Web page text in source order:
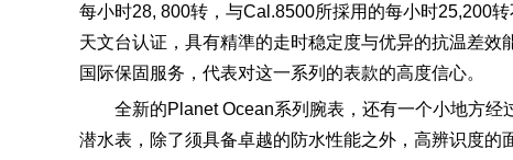
每小时28, 800转，与Cal.8500所採用的每小时25,200
天文台认证，具有精準的走时稳定度与优异的抗温差
国际保固服务，代表对这一系列的表款的高度信心。
全新的Planet Ocean系列腕表，还有一个小地方
潜水表，除了须具备卓越的防水性能之外，高辨识度的